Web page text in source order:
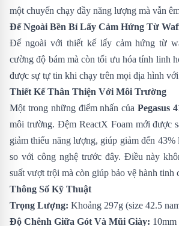
một chuyến chạy đầy năng lượng mà vẫn
Đế Ngoài Bền Bỉ Lấy Cảm Hứng Từ
Đế ngoài với thiết kế lấy cảm hứng từ
cường độ bám mà còn tối ưu hóa tính linh
được sự tự tin khi chạy trên mọi địa hình
Thiết Kế Thân Thiện Với Môi Trường
Một trong những điểm nhấn của Pegasus
môi trường. Đệm ReactX Foam mới được
giảm thiểu năng lượng, giúp giảm đến
so với công nghệ trước đây. Điều này
suất vượt trội mà còn giúp bảo vệ hành tinh
Thông Số Kỹ Thuật
Trọng Lượng: Khoảng 297g (size 42.5
Độ Chênh Giữa Gót Và Mũi Giày: 10mm